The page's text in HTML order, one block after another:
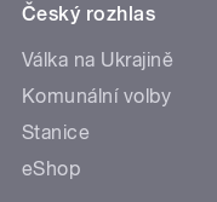
Český rozhlas
Válka na Ukrajině
Komunální volby
Stanice
eShop